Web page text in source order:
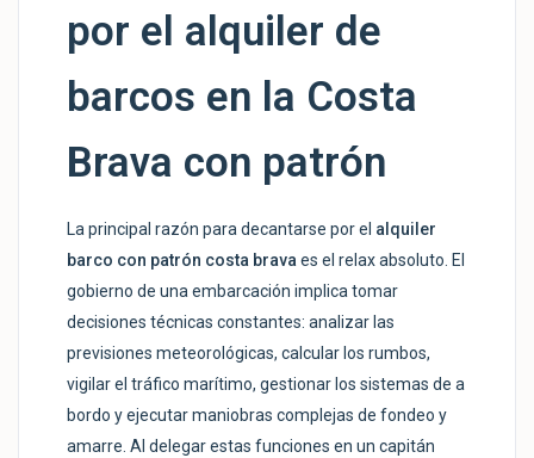
por el alquiler de
barcos en la Costa
Brava con patrón
La principal razón para decantarse por el alquiler
barco con patrón costa brava es el relax absoluto. El
gobierno de una embarcación implica tomar
decisiones técnicas constantes: analizar las
previsiones meteorológicas, calcular los rumbos,
vigilar el tráfico marítimo, gestionar los sistemas de a
bordo y ejecutar maniobras complejas de fondeo y
amarre. Al delegar estas funciones en un capitán